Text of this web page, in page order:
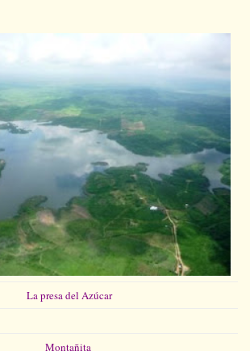
La presa del Azúcar
Montañita